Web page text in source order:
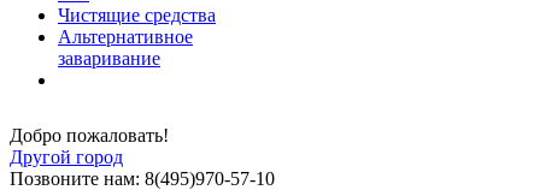
Чистящие средства
Альтернативное
заваривание
Добро пожаловать!
Другой город
Позвоните нам: 8(495)970-57-10